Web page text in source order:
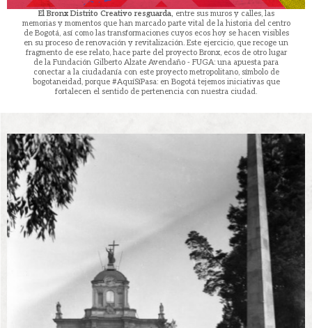
El Bronx Distrito Creativo resguarda, entre sus muros y calles, las
memorias y momentos que han marcado parte vital de la historia del centro
de Bogotá, así como las transformaciones cuyos ecos hoy se hacen visibles
en su proceso de renovación y revitalización. Este ejercicio, que recoge un
fragmento de ese relato, hace parte del proyecto Bronx, ecos de otro lugar
de la Fundación Gilberto Alzate Avendaño - FUGA: una apuesta para
conectar a la ciudadanía con este proyecto metropolitano, símbolo de
bogotaneidad, porque #AquíSíPasa: en Bogotá tejemos iniciativas que
fortalecen el sentido de pertenencia con nuestra ciudad.